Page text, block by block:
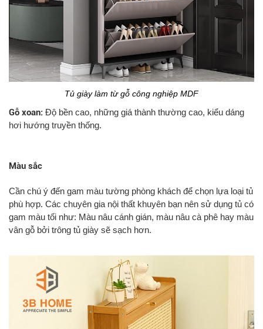
Tủ giày làm từ gỗ công nghiệp MDF
Gỗ xoan: Độ bền cao, những giá thành thường cao, kiểu dáng
hơi hướng truyền thống.
Màu sắc
Cần chú ý đến gam màu tường phòng khách để chọn lựa loại tủ
phù hợp. Các chuyên gia nội thất khuyên bạn nên sử dụng tủ có
gam màu tối như: Màu nâu cánh gián, màu nâu cà phê hay màu
vân gỗ bởi trông tủ giày sẽ sạch hơn.